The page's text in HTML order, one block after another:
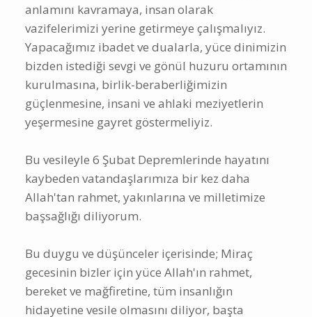
anlamını kavramaya, insan olarak
vazifelerimizi yerine getirmeye çalışmalıyız.
Yapacağımız ibadet ve dualarla, yüce dinimizin
bizden istediği sevgi ve gönül huzuru ortamının
kurulmasına, birlik-beraberliğimizin
güçlenmesine, insani ve ahlaki meziyetlerin
yeşermesine gayret göstermeliyiz.
Bu vesileyle 6 Şubat Depremlerinde hayatını
kaybeden vatandaşlarımıza bir kez daha
Allah'tan rahmet, yakınlarına ve milletimize
başsağlığı diliyorum.
Bu duygu ve düşünceler içerisinde; Miraç
gecesinin bizler için yüce Allah'ın rahmet,
bereket ve mağfiretine, tüm insanlığın
hidayetine vesile olmasını diliyor, başta